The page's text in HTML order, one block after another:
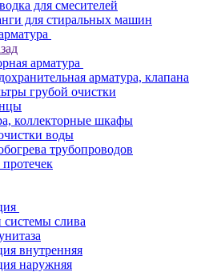
для смесителей
для стиральных машин
арматура
арматура, клапана
грубой очистки
коллекторные шкафы
воды
трубопроводов
слива
внутренняя
наружняя